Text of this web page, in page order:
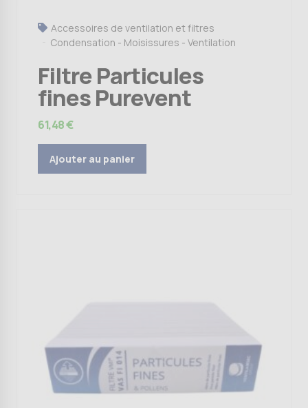
Accessoires de ventilation et filtres
Condensation - Moisissures - Ventilation
Filtre Particules
fines Purevent
61,48€
Ajouter au panier